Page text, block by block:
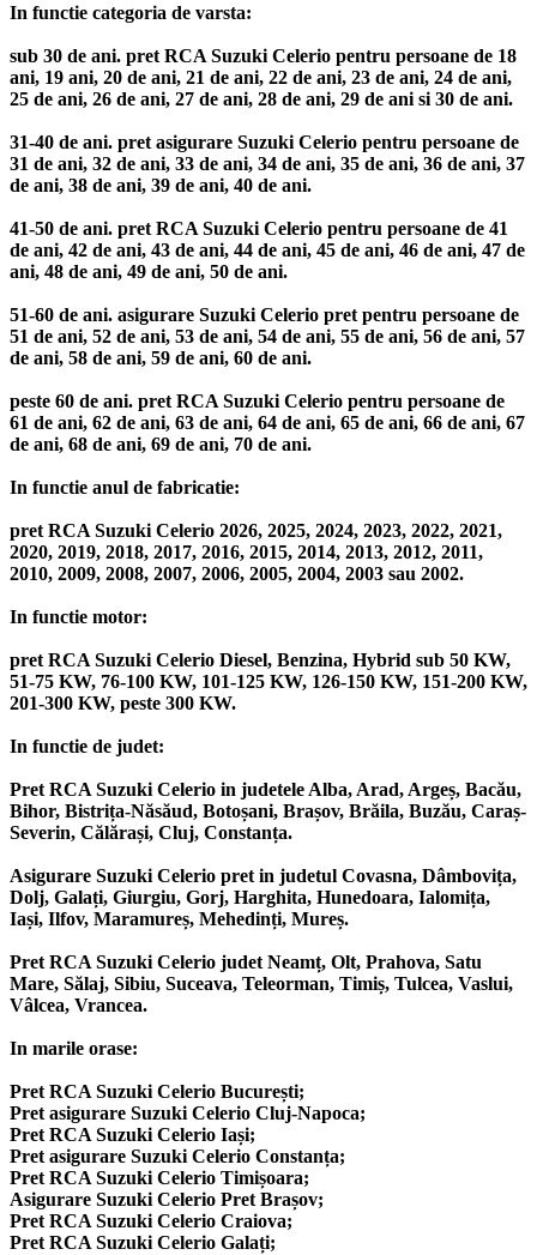
In functie categoria de varsta:
sub 30 de ani. pret RCA Suzuki Celerio pentru persoane de 18
ani, 19 ani, 20 de ani, 21 de ani, 22 de ani, 23 de ani, 24 de ani,
25 de ani, 26 de ani, 27 de ani, 28 de ani, 29 de ani si 30 de ani.
31-40 de ani. pret asigurare Suzuki Celerio pentru persoane de
31 de ani, 32 de ani, 33 de ani, 34 de ani, 35 de ani, 36 de ani, 37
de ani, 38 de ani, 39 de ani, 40 de ani.
41-50 de ani. pret RCA Suzuki Celerio pentru persoane de 41
de ani, 42 de ani, 43 de ani, 44 de ani, 45 de ani, 46 de ani, 47 de
ani, 48 de ani, 49 de ani, 50 de ani.
51-60 de ani. asigurare Suzuki Celerio pret pentru persoane de
51 de ani, 52 de ani, 53 de ani, 54 de ani, 55 de ani, 56 de ani, 57
de ani, 58 de ani, 59 de ani, 60 de ani.
peste 60 de ani. pret RCA Suzuki Celerio pentru persoane de
61 de ani, 62 de ani, 63 de ani, 64 de ani, 65 de ani, 66 de ani, 67
de ani, 68 de ani, 69 de ani, 70 de ani.
In functie anul de fabricatie:
pret RCA Suzuki Celerio 2026, 2025, 2024, 2023, 2022, 2021,
2020, 2019, 2018, 2017, 2016, 2015, 2014, 2013, 2012, 2011,
2010, 2009, 2008, 2007, 2006, 2005, 2004, 2003 sau 2002.
In functie motor:
pret RCA Suzuki Celerio Diesel, Benzina, Hybrid sub 50 KW,
51-75 KW, 76-100 KW, 101-125 KW, 126-150 KW, 151-200 KW,
201-300 KW, peste 300 KW.
In functie de judet:
Pret RCA Suzuki Celerio in judetele Alba, Arad, Argeș, Bacău,
Bihor, Bistrița-Năsăud, Botoșani, Brașov, Brăila, Buzău, Caraș-
Severin, Călărași, Cluj, Constanța.
Asigurare Suzuki Celerio pret in judetul Covasna, Dâmbovița,
Dolj, Galați, Giurgiu, Gorj, Harghita, Hunedoara, Ialomița,
Iași, Ilfov, Maramureș, Mehedinți, Mureș.
Pret RCA Suzuki Celerio judet Neamț, Olt, Prahova, Satu
Mare, Sălaj, Sibiu, Suceava, Teleorman, Timiș, Tulcea, Vaslui,
Vâlcea, Vrancea.
In marile orase:
Pret RCA Suzuki Celerio București;
Pret asigurare Suzuki Celerio Cluj-Napoca;
Pret RCA Suzuki Celerio Iași;
Pret asigurare Suzuki Celerio Constanța;
Pret RCA Suzuki Celerio Timișoara;
Asigurare Suzuki Celerio Pret Brașov;
Pret RCA Suzuki Celerio Craiova;
Pret RCA Suzuki Celerio Galați;